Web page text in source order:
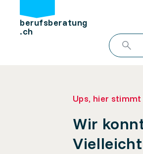
berufsberatung
.ch
Ups, hier
Wir